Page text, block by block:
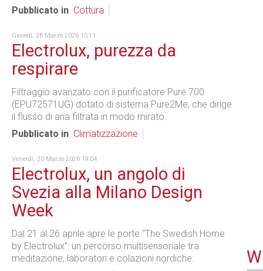
Pubblicato in Cottura
Giovedì, 26 Marzo 2026 15:11
Electrolux, purezza da
respirare
Filtraggio avanzato con il purificatore Pure 700
(EPU72571UG) dotato di sistema Pure2Me, che dirige
il flusso di aria filtrata in modo mirato.
Pubblicato in Climatizzazione
Venerdì, 20 Marzo 2026 19:04
Electrolux, un angolo di
Svezia alla Milano Design
Week
Dal 21 al 26 aprile apre le porte “The Swedish Home
by Electrolux”: un percorso multisensoriale tra
meditazione, laboratori e colazioni nordiche.